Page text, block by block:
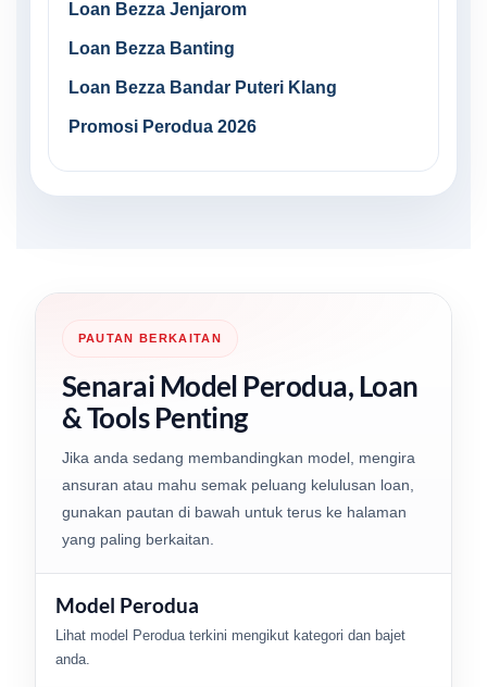
Loan Bezza Jenjarom
Loan Bezza Banting
Loan Bezza Bandar Puteri Klang
Promosi Perodua 2026
PAUTAN BERKAITAN
Senarai Model Perodua, Loan
& Tools Penting
Jika anda sedang membandingkan model, mengira
ansuran atau mahu semak peluang kelulusan loan,
gunakan pautan di bawah untuk terus ke halaman
yang paling berkaitan.
Model Perodua
Lihat model Perodua terkini mengikut kategori dan bajet
anda.